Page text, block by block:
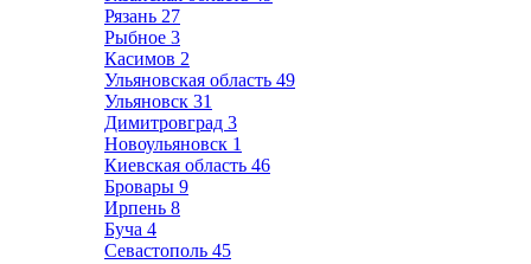
Рязань 27
Рыбное 3
Касимов 2
Ульяновская область 49
Ульяновск 31
Димитровград 3
Новоульяновск 1
Киевская область 46
Бровары 9
Ирпень 8
Буча 4
Севастополь 45